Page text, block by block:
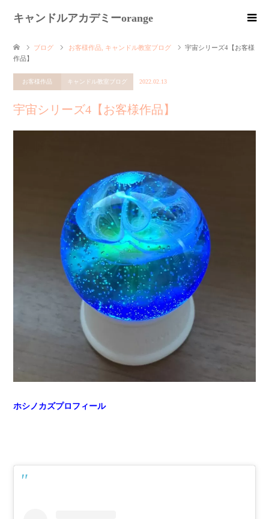
キャンドルアカデミーorange
ブログ お客様作品 キャンドル教室ブログ
宇宙シリーズ4【お客様
作品】
お客様作品 キャンドル教室ブログ 2022.02.13
宇宙シリーズ4【お客様作品】
ホシノカズプロフィール